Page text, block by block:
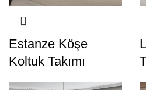
Estanze Köşe
Koltuk Takımı